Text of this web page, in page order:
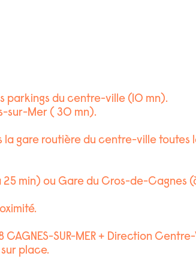
parkings du centre-ville (10 mn).
sur-Mer ( 30 mn).
la gare routière du centre-ville toutes
min) ou Gare du Cros-de-Cagnes
SUR-MER + Direction
place.